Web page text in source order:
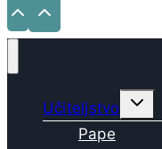
Učiteljstvo
Toggle
child
Pape